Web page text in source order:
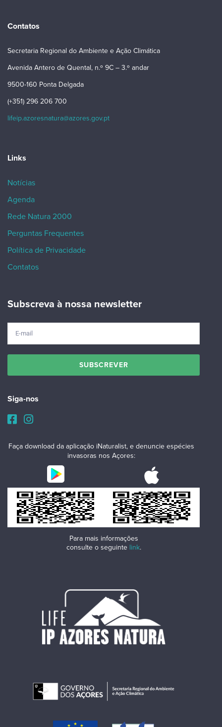
Contatos
Secretaria Regional do Ambiente e Ação Climática
Avenida Antero de Quental, n.º 9C – 3.º andar
9500-160 Ponta Delgada
(+351) 296 206 700
lifeip.azoresnatura@azores.gov.pt
Links
Notícias
Agenda
Rede Natura 2000
Perguntas Frequentes
Política de Privacidade
Contatos
Subscreva à nossa newsletter
Siga-nos
Faça download da aplicação iNaturalist, e denuncie espécies
invasoras nos Açores:
Para mais informações
consulte o seguinte link.